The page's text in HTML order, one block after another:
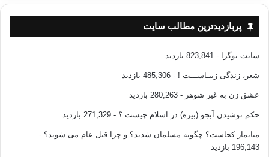
پربازدیدترین مطالب سایت
سایت نوگرا - 823,841 بازدید
شعر، زندگی زیبـاســـت ! - 485,306 بازدید
عشق زن به غیر شوهر - 280,263 بازدید
حکم نوشیدن آبجو (بیره) در اسلام چیست ؟ - 271,329 بازدید
میانمار کجاست؟ چگونه مسلمان شدند؟ و چرا قتل عام می شوند؟ -
196,143 بازدید